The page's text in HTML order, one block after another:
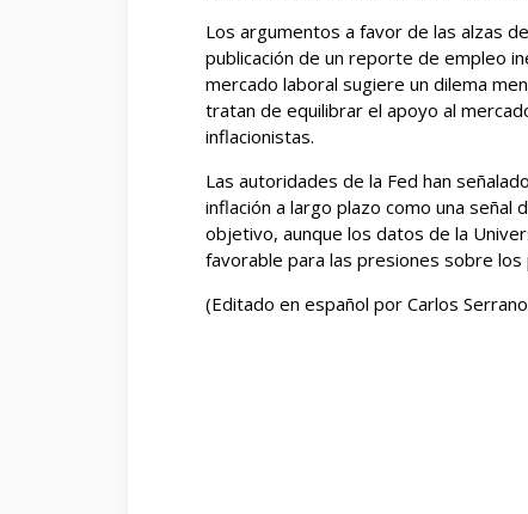
Los argumentos a favor de las alzas
publicación de un reporte de empleo
mercado ​laboral sugiere un dilema
tratan de equilibrar el apoyo al
inflacionistas.
Las autoridades de la Fed han
inflación a ‌largo plazo como una señal
objetivo, aunque los datos de la
favorable para las ​presiones sobre los
(Editado en español por Carlos